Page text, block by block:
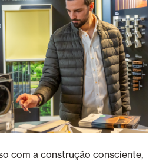
com a construção consciente,